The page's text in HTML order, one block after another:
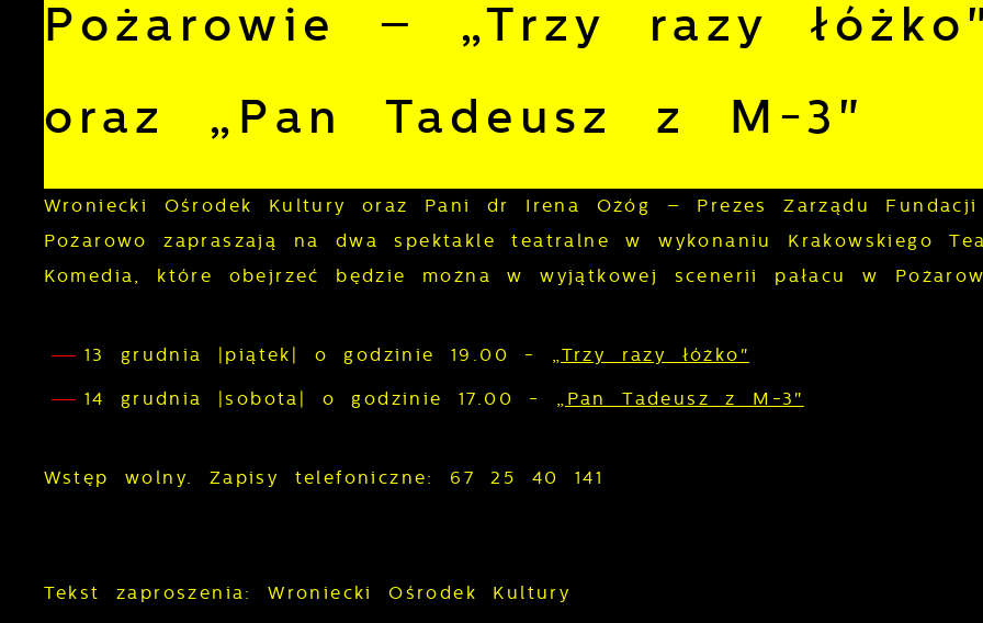
Pożarowie – „Trzy razy
oraz „Pan Tadeusz z M-3"
Wroniecki Ośrodek Kultury oraz Pani dr Irena Ożóg – Prezes Zarządu Fundacji
Pożarowo zapraszają na dwa spektakle teatralne w wykonaniu Krakowskiego
Komedia, które obejrzeć będzie można w wyjątkowej scenerii pałacu w
13 grudnia |piątek| o godzinie 19.00 - „Trzy razy łóżko"
14 grudnia |sobota| o godzinie 17.00 - „Pan Tadeusz z M-3"
Wstęp wolny. Zapisy telefoniczne: 67 25 40 141
Tekst zaproszenia: Wroniecki Ośrodek Kultury